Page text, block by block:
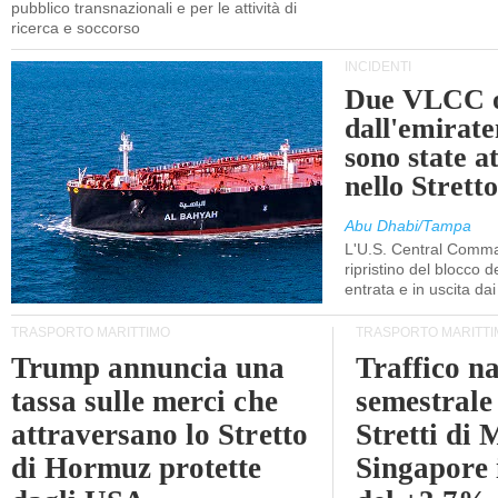
pubblico transnazionali e per le attività di
ricerca e soccorso
INCIDENTI
Due VLCC
sono state
nello
Abu Dhabi/Tampa
L'U.S. Central
ripristino del blocco
entrata e in uscita
TRASPORTO MARITTIMO
Trump annuncia una
tassa sulle merci che
attraversano lo Stretto
di Hormuz protette
TRASPORTO
Traffico
Stretti di